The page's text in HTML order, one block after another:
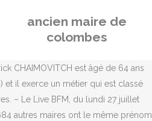
ancien maire de
colombes
CHAIMOVITCH est âgé de 64 ans
et il exerce un métier qui est classé
– Le Live BFM, du lundi 27 juillet
autres maires ont le même prénom